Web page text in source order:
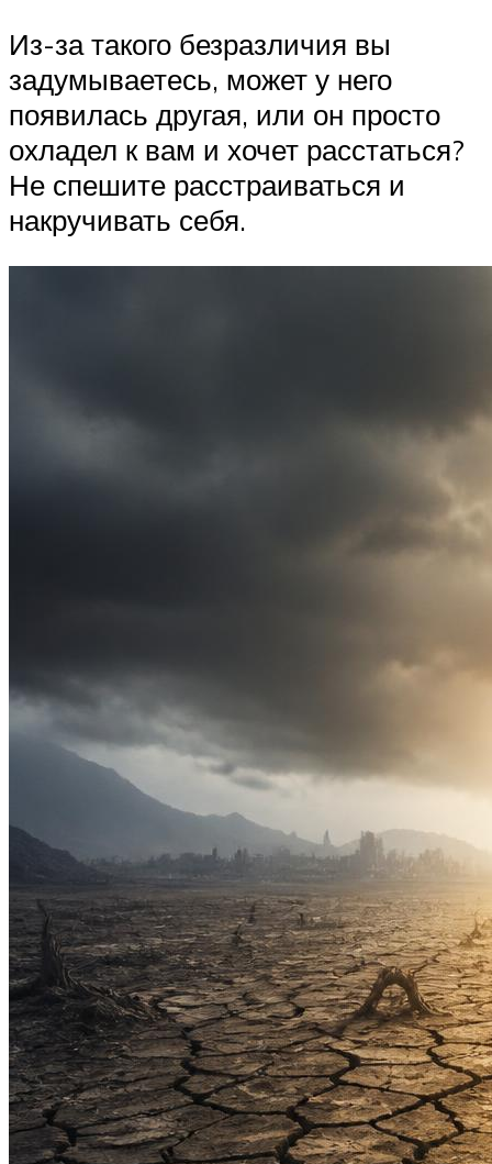
Из-за такого безразличия вы
задумываетесь, может у него
появилась другая, или он просто
охладел к вам и хочет расстаться?
Не спешите расстраиваться и
накручивать себя.